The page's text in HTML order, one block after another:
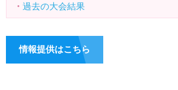
・ 過去の大会結果
情報提供はこちら